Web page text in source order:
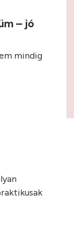
– jó
mindig